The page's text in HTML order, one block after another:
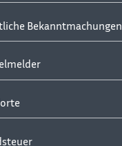
Bekanntmachungen